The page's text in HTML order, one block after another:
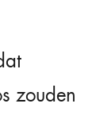
zouden